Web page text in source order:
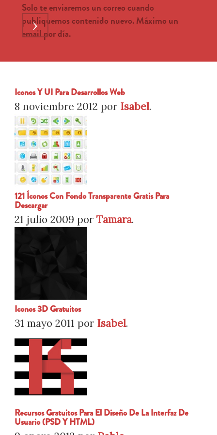
Solo te enviaremos un correo cuando
publiquemos contenido nuevo. Máximo un
email por día.
›
Iconos Y UI Para Desarrollos Web
8 noviembre 2012 por Isabel.
121 Íconos Con Fondo Transparente Gratis Para
Descargar
21 julio 2009 por Tamara.
Iconos 3D Gratuitos
31 mayo 2011 por Isabel.
Recursos Gratuitos Para El Diseño De La Interfaz De
Usuario (PSD Y HTML)